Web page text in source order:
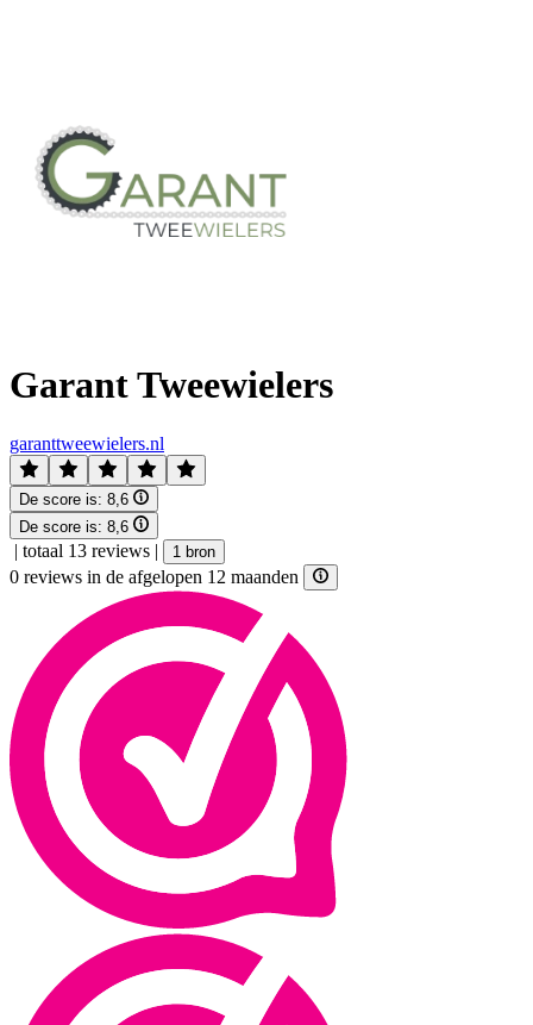
Garant Tweewielers
garanttweewielers.nl
De score is: 8,6
De score is: 8,6
| totaal 13 reviews | 1 bron
0 reviews in de afgelopen 12 maanden